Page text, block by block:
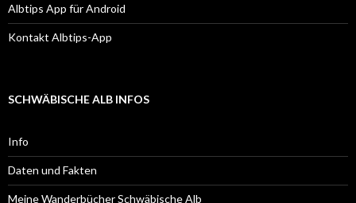
Albtips App für Android
Kontakt Albtips-App
SCHWÄBISCHE ALB INFOS
Info
Daten und Fakten
Meine Wanderbücher Schwäbische Alb